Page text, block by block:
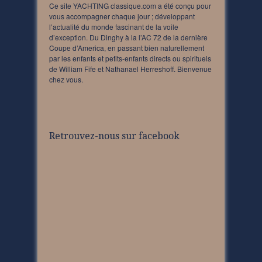
Ce site YACHTING classique.com a été conçu pour
vous accompagner chaque jour ; développant
l’actualité du monde fascinant de la voile
d’exception. Du Dinghy à la l’AC 72 de la dernière
Coupe d’America, en passant bien naturellement
par les enfants et petits-enfants directs ou spirituels
de William Fife et Nathanael Herreshoff. Bienvenue
chez vous.
Retrouvez-nous sur facebook